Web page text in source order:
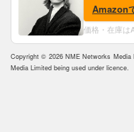
Amazon
価格・在庫は
Copyright © 2026 NME Networks
Media Limited being used under licence.